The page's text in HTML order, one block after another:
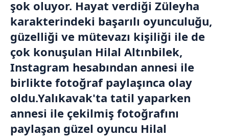
şok oluyor. Hayat verdiği Züleyha
karakterindeki başarılı oyunculuğu,
güzelliği ve mütevazı kişiliği ile de
çok konuşulan Hilal Altınbilek,
Instagram hesabından annesi ile
birlikte fotoğraf paylaşınca olay
oldu.Yalıkavak'ta tatil yaparken
annesi ile çekilmiş fotoğrafını
paylaşan güzel oyuncu Hilal